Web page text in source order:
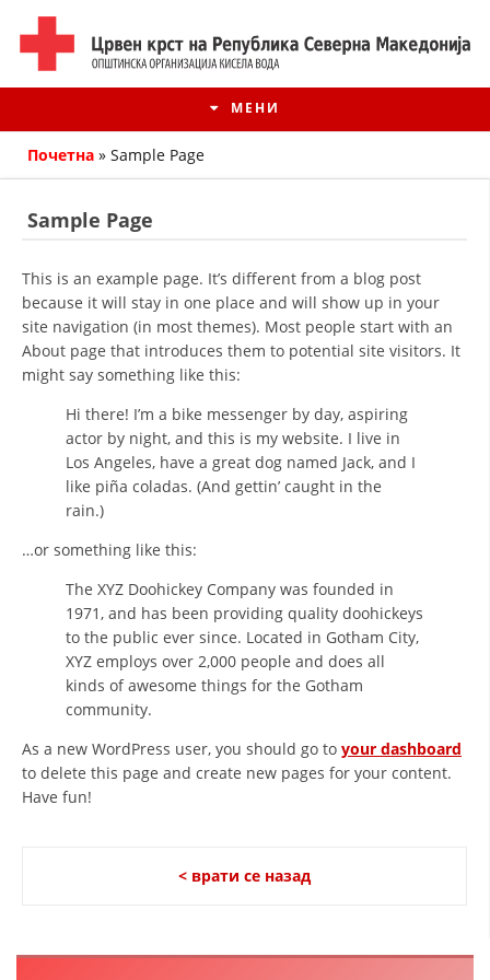
МЕНИ
ИСТОРИЈАТ НА ЦКРМ
ИСТОРИЈАТ НА ДВИЖЕЊЕТО
СТРУКТУРА НА ОРГАНИЗАЦИЈАТА
ЧЛЕНСТВО ВО ПРОФЕСИОНАЛНИ ТЕЛА
ЗАКОН ЗА ЦКРМ
РАКОВОДЕН ОДБОР
Почетна » Sample Page
Sample Page
This is an example page. It’s different from a blog post
because it will stay in one place and will show up in your
site navigation (in most themes). Most people start with an
About page that introduces them to potential site visitors. It
might say something like this:
Hi there! I’m a bike messenger by day, aspiring
actor by night, and this is my website. I live in
Los Angeles, have a great dog named Jack, and I
like piña coladas. (And gettin’ caught in the
rain.)
…or something like this:
The XYZ Doohickey Company was founded in
1971, and has been providing quality doohickeys
to the public ever since. Located in Gotham City,
XYZ employs over 2,000 people and does all
kinds of awesome things for the Gotham
community.
As a new WordPress user, you should go to your dashboard
to delete this page and create new pages for your content.
Have fun!
< врати се назад